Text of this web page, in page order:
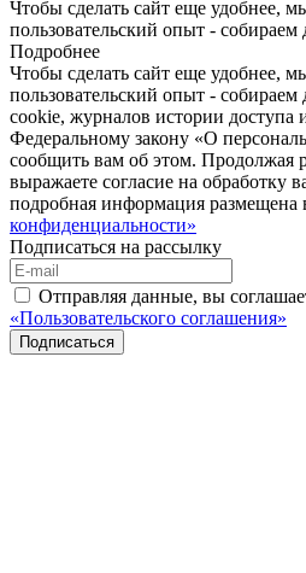
Чтобы сделать сайт еще удобнее,
пользовательский опыт - собираем
Подробнее
Чтобы сделать сайт еще удобнее,
пользовательский опыт -
cookie, журналов истории доступа
Федеральному закону «О
сообщить вам об этом. Продолжая
выражаете согласие на обработку
подробная информация размещена
конфиденциальности»
Подписаться на рассылку
Отправляя данные, вы
«Пользовательского соглашения»